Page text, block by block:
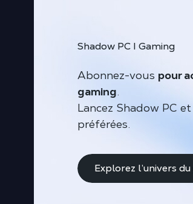
Shadow PC I Gaming
Abonnez-vous pour
gaming.
Lancez Shadow PC
préférées.
Explorez l’univers